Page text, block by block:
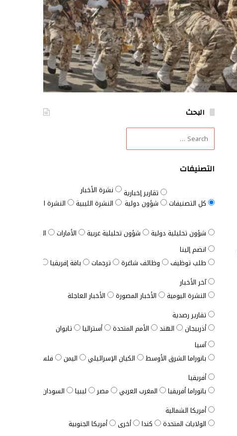
البحث
التصنيفات
كل التصنيفات
تقارير إخبارية
شؤون دولية
نشرة الأخبار
النشرة الليبية
النشرة السودانية
شؤون تحليلية دولية شؤون تحليلية عربية الأمارات
الباقة الشاملة
انضم إلينا
طلب توظيف
وظائف شاغرة ترجمات باقة إفريقيا
آخر الأخبار
النشرة اليومية
الأخبار المصورة
الأخبار العاجلة
تقارير رصدية
أذربيجان
الهند الأمم المتحدة أستراليا
تايوان
آسيا
بانوراما الشرق الأوسط
الكيان الإسرائيلي اليمن فلسطين
أفريقيا
بانوراما أفريقيا
المغرب العربي مصر ليبيا السودان
أمريكا الشمالية
الولايات المتحدة
كندا أخرى أمريكا الجنوبية